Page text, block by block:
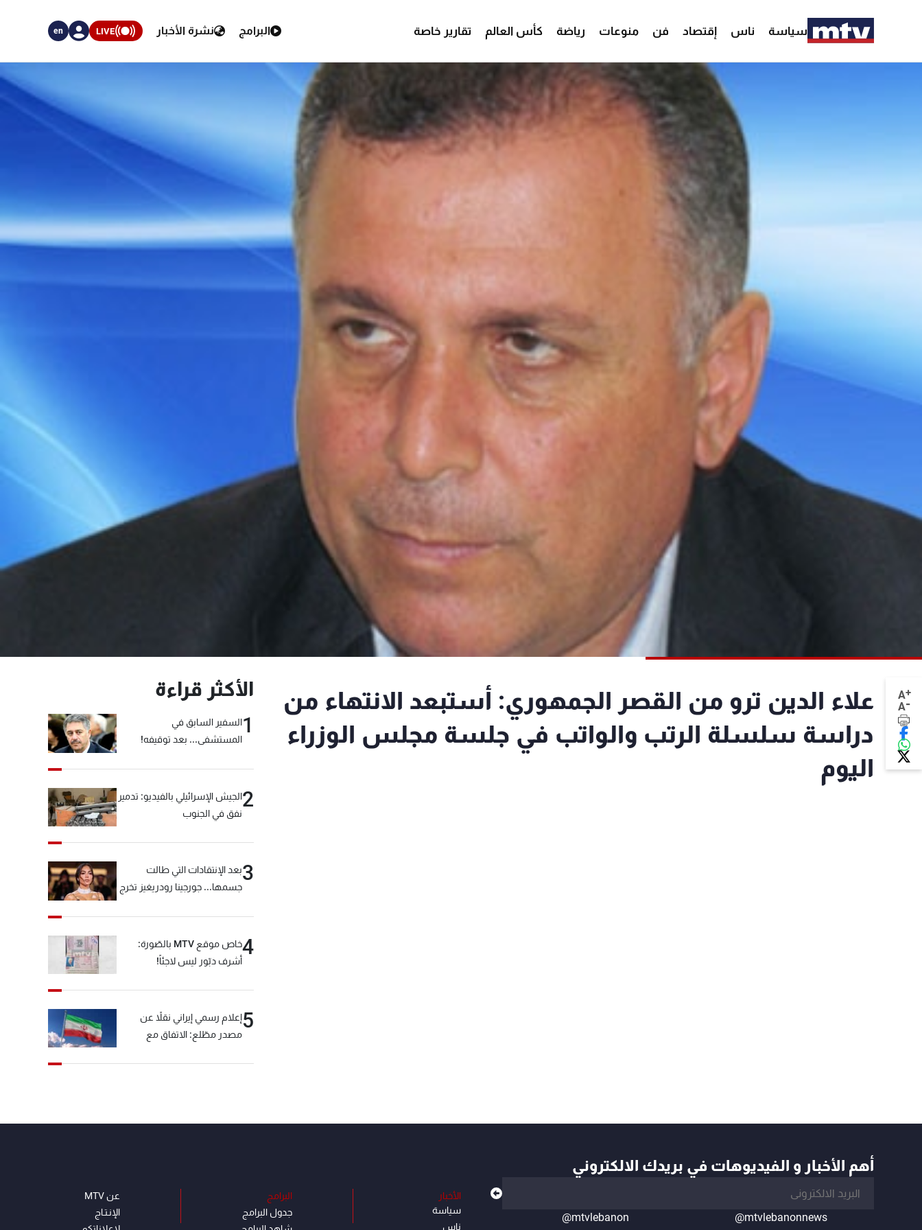
سياسة ناس إقتصاد فن منوعات رياضة كأس العالم تقارير خاصة البرامج نشرة الأخبار LIVE
en
A+
A-
علاء الدين ترو من القصر الجمهوري: أستبعد الانتهاء من
دراسة سلسلة الرتب والواتب في جلسة مجلس الوزراء
اليوم
الأكثر قراءة
1السفير السابق في
المستشفى... بعد توقيفه!
2الجيش الإسرائيلي بالفيديو: تدمير
نفق في الجنوب
3بعد الإنتقادات التي طالت
جسمها... جورجينا رودريغيز تخرج
4
خاص موقع MTV بالصّورة:
أشرف دبّور ليس لاجئاً!
5إعلام رسمي إيراني نقلاً عن
مصدر مطّلع: الاتفاق مع
أهم الأخبار و الفيديوهات في بريدك الالكتروني
@mtvlebanonnews
@mtvlebanon
الأخبار
سياسة
ناس
البرامج
جدول البرامج
عن MTV
الإنـتـاج